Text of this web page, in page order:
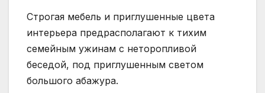
Строгая мебель и приглушенные цвета
интерьера предрасполагают к тихим
семейным ужинам с неторопливой
беседой, под приглушенным светом
большого абажура.